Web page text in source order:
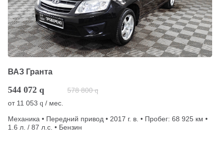
ВАЗ Гранта
544 072 q 578 800 q
от 11 053 q / мес.
Механика • Передний привод • 2017 г. в. • Пробег: 68 925 км •
1.6 л. / 87 л.с. • Бензин